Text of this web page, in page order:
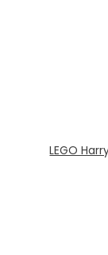
LEGO